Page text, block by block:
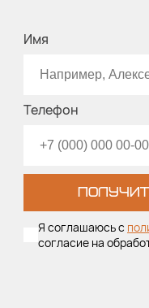
Имя
Телефон
Я соглашаюсь с
согласие на